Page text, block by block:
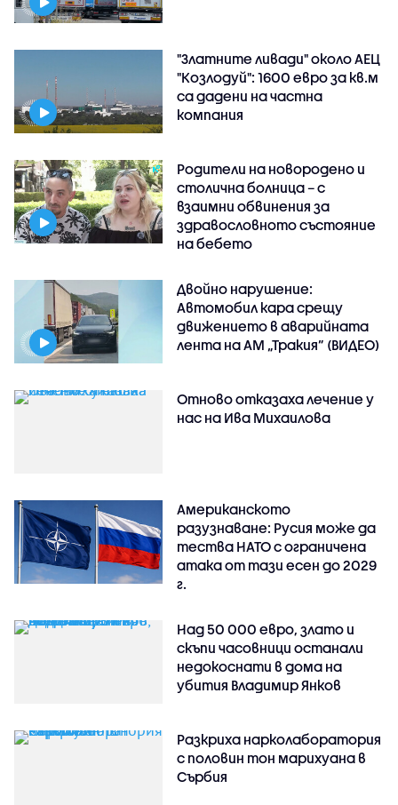
"Златните ливади" около АЕЦ
"Козлодуй": 1600 евро за кв.м
са дадени на частна
компания
Родители на новородено и
столична болница – с
взаимни обвинения за
здравословното състояние
на бебето
Двойно нарушение:
Автомобил кара срещу
движението в аварийната
лента на АМ „Тракия” (ВИДЕО)
Отново отказаха лечение у
нас на Ива Михаилова
Американското
разузнаване: Русия може да
тества НАТО с ограничена
атака от тази есен до 2029
г.
Над 50 000 евро, злато и
скъпи часовници останали
недокоснати в дома на
убития Владимир Янков
Разкриха нарколаборатория
с половин тон марихуана в
Сърбия